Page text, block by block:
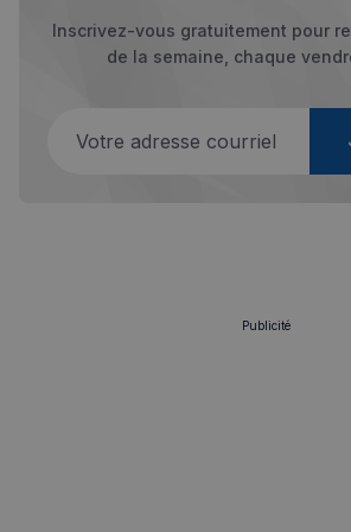
Inscrivez-vous gratuitement pour
de la semaine, chaque
Publicité
sans les cookies strictement nécessaires.
Nom